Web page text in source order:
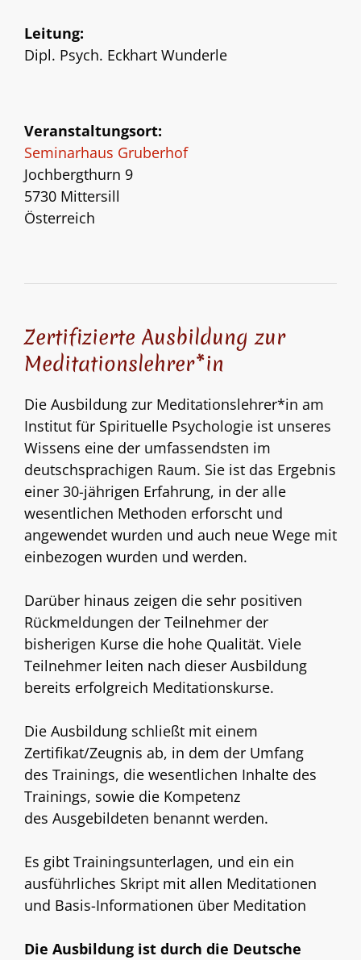
Leitung:
Dipl. Psych. Eckhart Wunderle
Veranstaltungsort:
Seminarhaus Gruberhof
Jochbergthurn 9
5730 Mittersill
Österreich
Zertifizierte Ausbildung zur
Meditationslehrer*in
Die Ausbildung zur Meditationslehrer*in am
Institut für Spirituelle Psychologie ist unseres
Wissens eine der umfassendsten im
deutschsprachigen Raum. Sie ist das Ergebnis
einer 30-jährigen Erfahrung, in der alle
wesentlichen Methoden erforscht und
angewendet wurden und auch neue Wege mit
einbezogen wurden und werden.
Darüber hinaus zeigen die sehr positiven
Rückmeldungen der Teilnehmer der
bisherigen Kurse die hohe Qualität. Viele
Teilnehmer leiten nach dieser Ausbildung
bereits erfolgreich Meditationskurse.
Die Ausbildung schließt mit einem
Zertifikat/Zeugnis ab, in dem der Umfang
des Trainings, die wesentlichen Inhalte des
Trainings, sowie die Kompetenz
des Ausgebildeten benannt werden.
Es gibt Trainingsunterlagen, und ein ein
ausführliches Skript mit allen Meditationen
und Basis-Informationen über Meditation
Die Ausbildung ist durch die Deutsche